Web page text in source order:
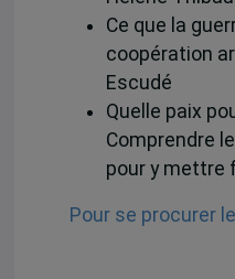
Ce que la
coopération
Escudé
Quelle paix
Comprendre
pour y mettre
Pour se procurer